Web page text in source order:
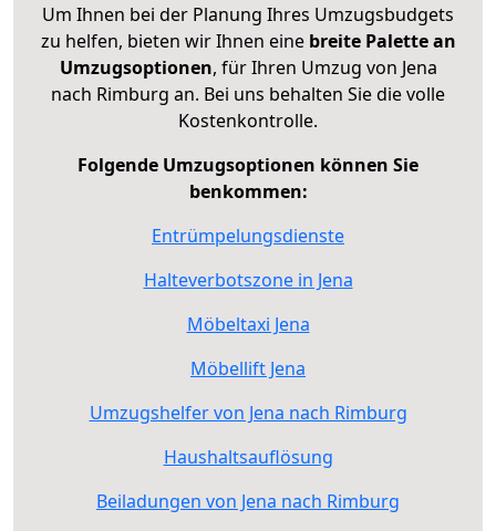
Um Ihnen bei der Planung Ihres Umzugsbudgets
zu helfen, bieten wir Ihnen eine breite Palette an
Umzugsoptionen, für Ihren Umzug von Jena
nach Rimburg an. Bei uns behalten Sie die volle
Kostenkontrolle.
Folgende Umzugsoptionen können Sie
benkommen:
Entrümpelungsdienste
Halteverbotszone in Jena
Möbeltaxi Jena
Möbellift Jena
Umzugshelfer von Jena nach Rimburg
Haushaltsauflösung
Beiladungen von Jena nach Rimburg